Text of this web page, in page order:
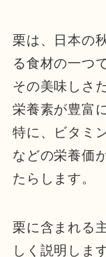
栗は、日本の
る食材の一つ
その美味しさ
栄養素が豊富
特に、ビタミ
などの栄養価
たらします。
栗に含まれる
しく説明します